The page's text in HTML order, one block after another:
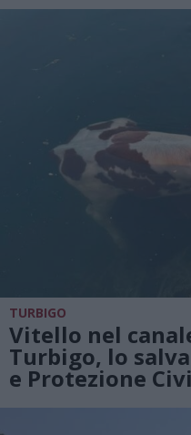
TURBIGO
Vitello nel
Turbigo, lo
e Protezione